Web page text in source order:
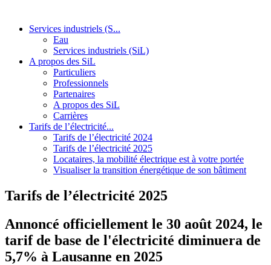
Services industriels (S...
Eau
Services industriels (SiL)
A propos des SiL
Particuliers
Professionnels
Partenaires
A propos des SiL
Carrières
Tarifs de l’électricité...
Tarifs de l’électricité 2024
Tarifs de l’électricité 2025
Locataires, la mobilité électrique est à votre portée
Visualiser la transition énergétique de son bâtiment
Tarifs de l’électricité 2025
Annoncé officiellement le 30 août 2024, le
tarif de base de l'électricité diminuera de
5,7% à Lausanne en 2025